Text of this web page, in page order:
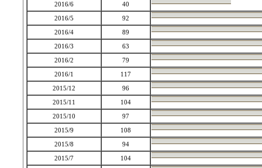
2016/6
40
2016/5
92
2016/4
89
2016/3
63
2016/2
79
2016/1
117
2015/12
96
2015/11
104
2015/10
97
2015/9
108
2015/8
94
2015/7
104